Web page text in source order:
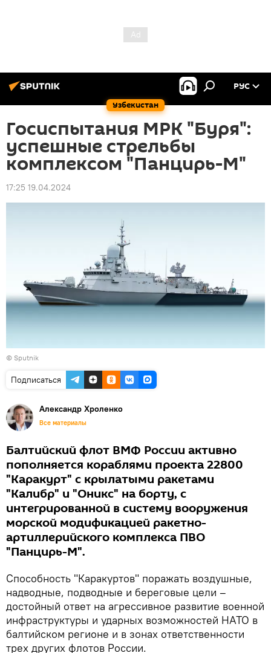
Узбекистан
РУС
Госиспытания МРК "Буря":
успешные стрельбы
комплексом "Панцирь-М"
17:25 19.04.2024
© Sputnik
Подписаться
Александр Хроленко
Все материалы
Балтийский флот ВМФ России активно
пополняется кораблями проекта 22800
"Каракурт" с крылатыми ракетами
"Калибр" и "Оникс" на борту, с
интегрированной в систему вооружения
морской модификацией ракетно-
артиллерийского комплекса ПВО
"Панцирь-М".
Способность "Каракуртов" поражать воздушные,
надводные, подводные и береговые цели –
достойный ответ на агрессивное развитие военной
инфраструктуры и ударных возможностей НАТО в
балтийском регионе и в зонах ответственности
трех других флотов России.